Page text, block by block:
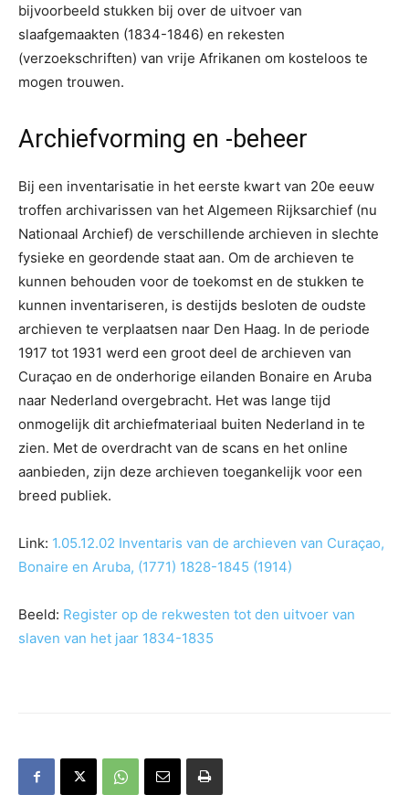
bijvoorbeeld stukken bij over de uitvoer van
slaafgemaakten (1834-1846) en rekesten
(verzoekschriften) van vrije Afrikanen om kosteloos te
mogen trouwen.
Archiefvorming en -beheer
Bij een inventarisatie in het eerste kwart van 20e eeuw
troffen archivarissen van het Algemeen Rijksarchief (nu
Nationaal Archief) de verschillende archieven in slechte
fysieke en geordende staat aan. Om de archieven te
kunnen behouden voor de toekomst en de stukken te
kunnen inventariseren, is destijds besloten de oudste
archieven te verplaatsen naar Den Haag. In de periode
1917 tot 1931 werd een groot deel de archieven van
Curaçao en de onderhorige eilanden Bonaire en Aruba
naar Nederland overgebracht. Het was lange tijd
onmogelijk dit archiefmateriaal buiten Nederland in te
zien. Met de overdracht van de scans en het online
aanbieden, zijn deze archieven toegankelijk voor een
breed publiek.
Link: 1.05.12.02 Inventaris van de archieven van Curaçao,
Bonaire en Aruba, (1771) 1828-1845 (1914)
Beeld: Register op de rekwesten tot den uitvoer van
slaven van het jaar 1834-1835